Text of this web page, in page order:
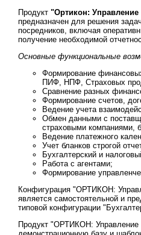
Продукт "Ортикон:
предназначен для решения
посредников, включая
получение необходимой
Основные функциональные
Формирование
ПИФ, НПФ, Страховых
Сравнение разных
Формирование счетов,
Ведение учета
Обмен данными с
страховыми компаниями,
Ведение платежного
Учет бланков строгой
Бухгалтерский и
Работа с агентами;
Формирование
Конфигурация "ОРТИКОН:
является самостоятельной и
типовой конфигурации
Продукт "ОРТИКОН: Управление